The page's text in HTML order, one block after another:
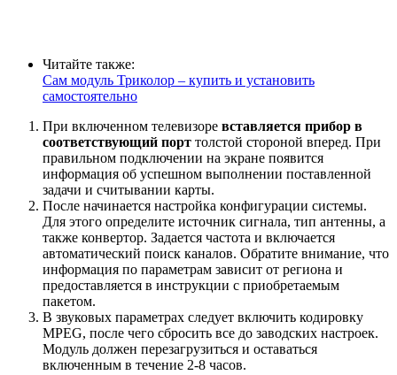
Читайте также:
Сам модуль Триколор – купить и установить
самостоятельно
При включенном телевизоре вставляется прибор в
соответствующий порт толстой стороной вперед. При
правильном подключении на экране появится
информация об успешном выполнении поставленной
задачи и считывании карты.
После начинается настройка конфигурации системы.
Для этого определите источник сигнала, тип антенны, а
также конвертор. Задается частота и включается
автоматический поиск каналов. Обратите внимание, что
информация по параметрам зависит от региона и
предоставляется в инструкции с приобретаемым
пакетом.
В звуковых параметрах следует включить кодировку
MPEG, после чего сбросить все до заводских настроек.
Модуль должен перезагрузиться и оставаться
включенным в течение 2-8 часов.